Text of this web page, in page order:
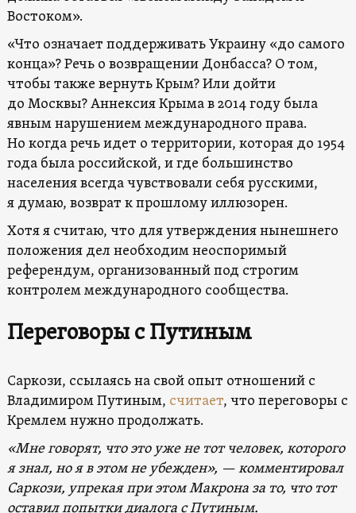
Востоком».
«Что означает поддерживать Украину «до самого
конца»? Речь о возвращении Донбасса? О том,
чтобы также вернуть Крым? Или дойти
до Москвы? Аннексия Крыма в 2014 году была
явным нарушением международного права.
Но когда речь идет о территории, которая до 1954
года была российской, и где большинство
населения всегда чувствовали себя русскими,
я думаю, возврат к прошлому иллюзорен.
Хотя я считаю, что для утверждения нынешнего
положения дел необходим неоспоримый
референдум, организованный под строгим
контролем международного сообщества.
Переговоры с Путиным
Саркози, ссылаясь на свой опыт отношений с
Владимиром Путиным, считает, что переговоры с
Кремлем нужно продолжать.
«Мне говорят, что это уже не тот человек, которого
я знал, но я в этом не убежден», — комментировал
Саркози, упрекая при этом Макрона за то, что тот
оставил попытки диалога с Путиным.